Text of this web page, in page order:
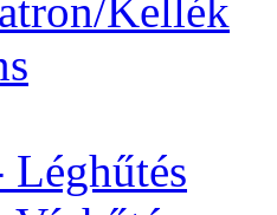
Kellék
Léghűtés